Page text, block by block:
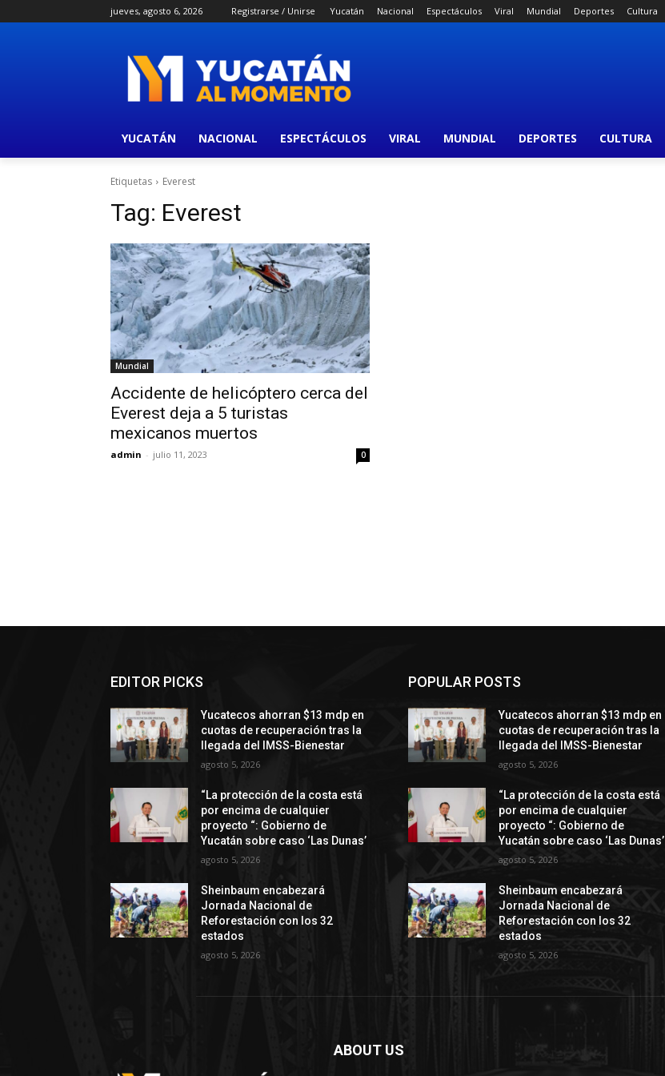
jueves, agosto 6, 2026 Registrarse / Unirse Yucatán Nacional Espectáculos Viral Mundial Deportes Cultura
YUCATÁN NACIONAL ESPECTÁCULOS VIRAL MUNDIAL DEPORTES CULTURA
Etiquetas Everest
Tag: Everest
Mundial
Accidente de helicóptero cerca del
Everest deja a 5 turistas
mexicanos muertos
admin - julio 11, 2023 0
EDITOR PICKS
Yucatecos ahorran $13 mdp en
cuotas de recuperación tras la
llegada del IMSS-Bienestar
agosto 5, 2026
“La protección de la costa está
por encima de cualquier
proyecto “: Gobierno de
Yucatán sobre caso ‘Las Dunas’
agosto 5, 2026
Sheinbaum encabezará
Jornada Nacional de
Reforestación con los 32
estados
agosto 5, 2026
POPULAR POSTS
Yucatecos ahorran $13 mdp en
cuotas de recuperación tras la
llegada del IMSS-Bienestar
agosto 5, 2026
“La protección de la costa está
por encima de cualquier
proyecto “: Gobierno de
Yucatán sobre caso ‘Las Dunas’
agosto 5, 2026
Sheinbaum encabezará
Jornada Nacional de
Reforestación con los 32
estados
agosto 5, 2026
ABOUT US